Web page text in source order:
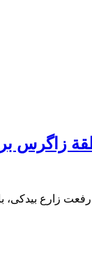
زاگرس
زارع بیدکی،